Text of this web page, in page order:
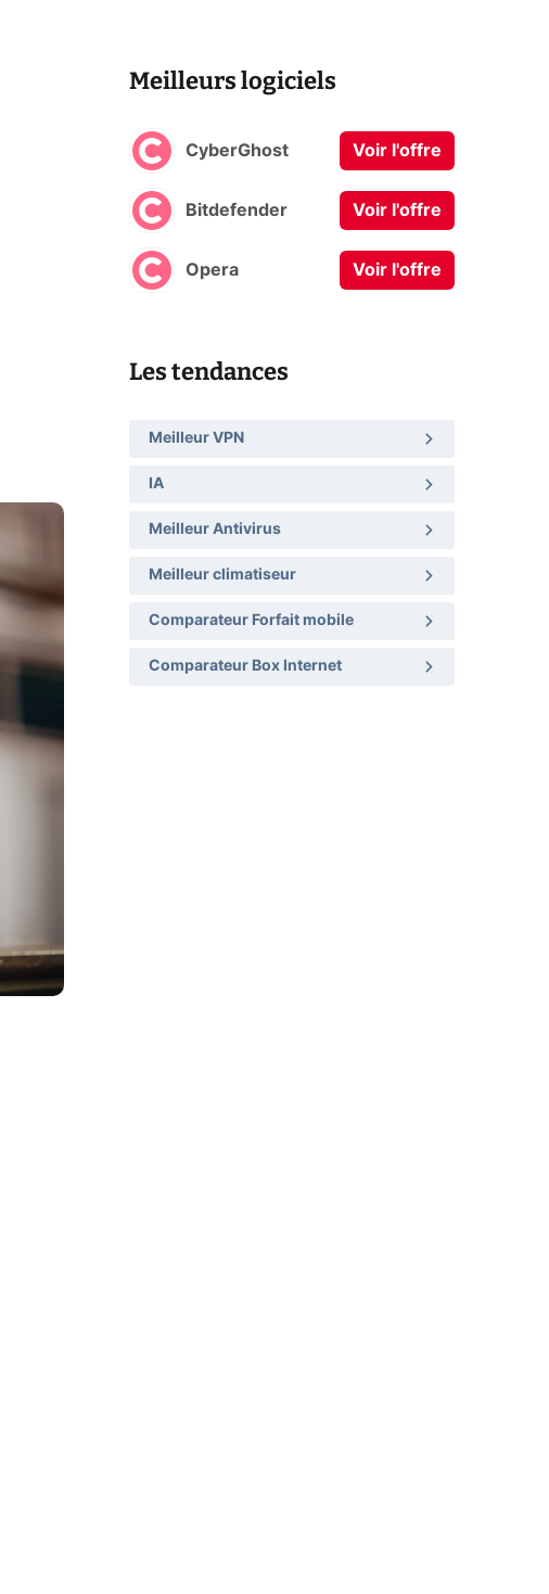
Meilleurs logiciels
CyberGhost Voir l'offre
Bitdefender Voir l'offre
Opera Voir l'offre
Les tendances
Meilleur VPN
IA
Meilleur Antivirus
Meilleur climatiseur
Comparateur Forfait mobile
Comparateur Box Internet